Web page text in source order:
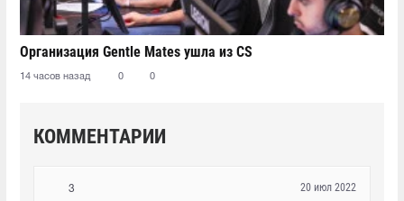
Организация Gentle Mates ушла из CS
14 часов назад 0 0
КОММЕНТАРИИ
3 20 июл 2022